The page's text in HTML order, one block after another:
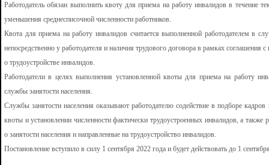
Работодатель обязан выполнить квоту для приема на работу инвалидов в течение
уменьшения среднесписочной численности работников.
Квота для приема на работу инвалидов считается выполненной работодателем в
непосредственно у работодателя и наличия трудового договора в рамках
о трудоустройстве инвалидов.
Работодатели в целях выполнения установленной квоты для приема на работу
службы занятости населения.
Службы занятости населения оказывают работодателю содействие в подборе
квоты и установлении численности фактически трудоустроенных инвалидов, а
о занятости населения и направленные на трудоустройство инвалидов.
Постановление вступило в силу 1 сентября 2022 года и будет действовать до 1